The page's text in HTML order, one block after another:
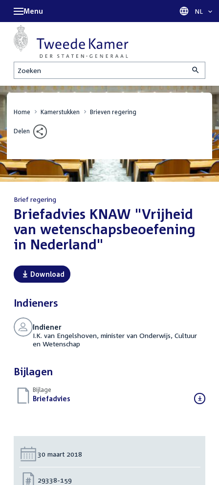
Zoeken
Menu Taal
NL
Home Kamerstukken Brieven regering
Delen
Brief regering
:Briefadvies KNAW "Vrijheid
van wetenschapsbeoefening
in Nederland"
Download
Indieners
Indiener
I.K. van Engelshoven, minister van Onderwijs, Cultuur
en Wetenschap
Bijlagen
Bijlage
Download
Briefadvies
Datum:
30 maart 2018
Nummer:
29338-159